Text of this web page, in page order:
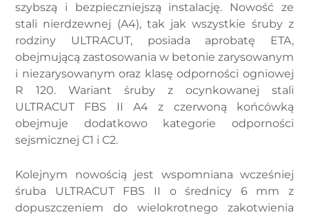
szybszą i bezpieczniejszą instalację. Nowość ze
stali nierdzewnej (A4), tak jak wszystkie śruby z
rodziny ULTRACUT, posiada aprobatę ETA,
obejmującą zastosowania w betonie zarysowanym
i niezarysowanym oraz klasę odporności ogniowej
R 120. Wariant śruby z ocynkowanej stali
ULTRACUT FBS II A4 z czerwoną końcówką
obejmuje dodatkowo kategorie odporności
sejsmicznej C1 i C2.
Kolejnym nowością jest wspomniana wcześniej
śruba ULTRACUT FBS II o średnicy 6 mm z
dopuszczeniem do wielokrotnego zakotwienia